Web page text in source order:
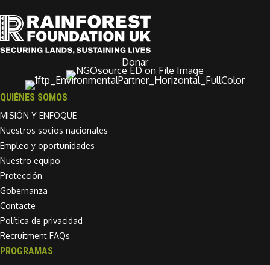
Donar
QUIÉNES SOMOS
MISIÓN Y ENFOQUE
Nuestros socios nacionales
Empleo y oportunidades
Nuestro equipo
Protección
Gobernanza
Contacte
Política de privacidad
Recruitment FAQs
PROGRAMAS